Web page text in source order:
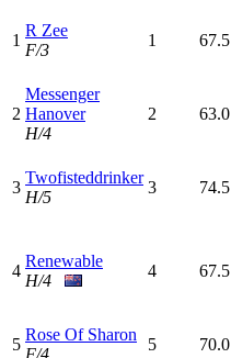
1
R Zee
F/3
1 67.5
2
Messenger
Hanover
H/4
2 63.0
3
Twofisteddrinker
H/5
3 74.5
4
Renewable
H/4
4 67.5
5
Rose Of Sharon
F/4
5 70.0